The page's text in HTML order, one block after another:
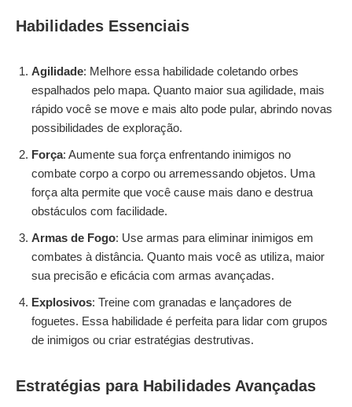
Habilidades Essenciais
Agilidade: Melhore essa habilidade coletando orbes
espalhados pelo mapa. Quanto maior sua agilidade, mais
rápido você se move e mais alto pode pular, abrindo novas
possibilidades de exploração.
Força: Aumente sua força enfrentando inimigos no
combate corpo a corpo ou arremessando objetos. Uma
força alta permite que você cause mais dano e destrua
obstáculos com facilidade.
Armas de Fogo: Use armas para eliminar inimigos em
combates à distância. Quanto mais você as utiliza, maior
sua precisão e eficácia com armas avançadas.
Explosivos: Treine com granadas e lançadores de
foguetes. Essa habilidade é perfeita para lidar com grupos
de inimigos ou criar estratégias destrutivas.
Estratégias para Habilidades Avançadas